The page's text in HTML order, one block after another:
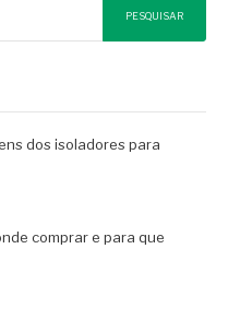
PESQUISAR
dos isoladores para
comprar e para que